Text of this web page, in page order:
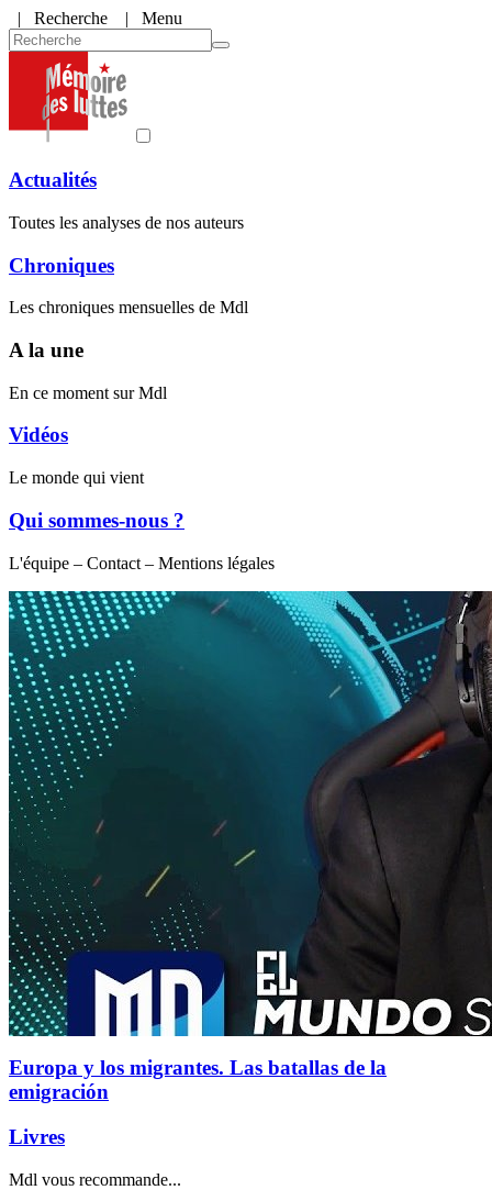
| Recherche | Menu
Actualités
Toutes les analyses de nos auteurs
Chroniques
Les chroniques mensuelles de Mdl
A la une
En ce moment sur Mdl
Vidéos
Le monde qui vient
Qui sommes-nous ?
L'équipe – Contact – Mentions légales
Europa y los migrantes. Las batallas de la
emigración
Livres
Mdl vous recommande...